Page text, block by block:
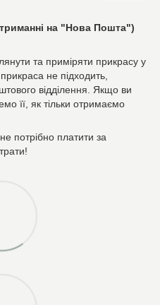
на "Нова Пошта")
та приміряти прикрасу у
не підходить,
відділення. Якщо ви
її, як тільки отримаємо
потрібно платити за